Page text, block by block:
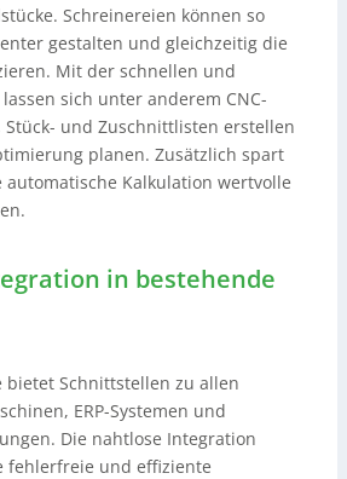
Schreinereien können so
gestalten und gleichzeitig die
Mit der schnellen und
sich unter anderem CNC-
Stück- und Zuschnittlisten erstellen
planen. Zusätzlich spart
automatische Kalkulation wertvolle
in bestehende
bietet Schnittstellen zu allen
ERP-Systemen und
Die nahtlose Integration
fehlerfreie und effiziente